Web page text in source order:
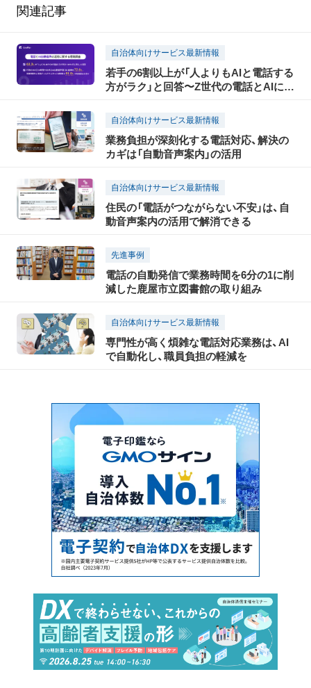
関連記事
自治体向けサービス最新情報
若手の6割以上が「人よりもAIと電話する
方がラク」と回答〜Z世代の電話とAIに関
自治体向けサービス最新情報
業務負担が深刻化する電話対応、解決の
カギは「自動音声案内」の活用
自治体向けサービス最新情報
住民の「電話がつながらない不安」は、自
動音声案内の活用で解消できる
先進事例
電話の自動発信で業務時間を6分の1に削
減した鹿屋市立図書館の取り組み
自治体向けサービス最新情報
専門性が高く煩雑な電話対応業務は、AI
で自動化し、職員負担の軽減を